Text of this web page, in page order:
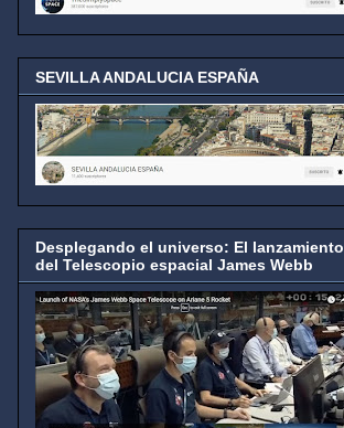
SEVILLA ANDALUCIA ESPAÑA
Desplegando el universo: El lanzamiento
del Telescopio espacial James Webb